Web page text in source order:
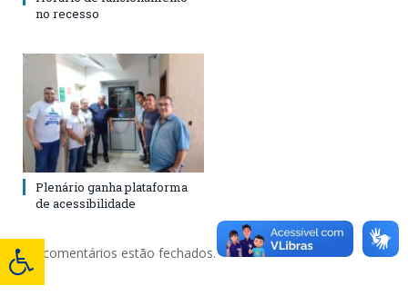
no recesso
Plenário ganha plataforma
de acessibilidade
Os comentários estão fechados.